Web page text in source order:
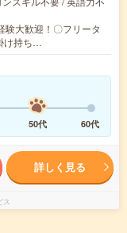
験大歓迎！〇フリータ
け持ち…
50代 60代
詳しく見る
ス